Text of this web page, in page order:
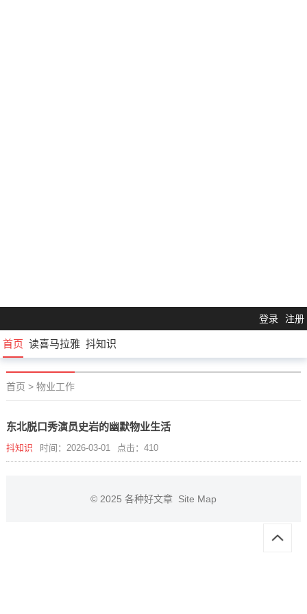
登录 注册
首页 读喜马拉雅 抖知识
首页 > 物业工作
东北脱口秀演员史岩的幽默物业生活
抖知识 时间：2026-03-01 点击：410
© 2025 各种好文章 Site Map